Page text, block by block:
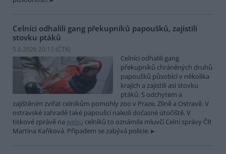
Celníci odhalili gang překupníků papoušků, zajistili
stovku ptáků
5.8.2026 20:13 (ČTK)
Celníci odhalili gang
překupníků chráněných druhů
papoušků působící v několika
krajích a zajistili asi stovku
ptáků. S odchytem a
zajištěním zvířat celníkům pomohly zoo v Praze, Zlíně a Ostravě. V
ostravské zahradě také papoušci nalezli dočasné útočiště. V
tiskové zprávě na webu celníků to oznámila mluvčí Celní správy ČR
Martina Kaňková. Případem se zabývá policie.